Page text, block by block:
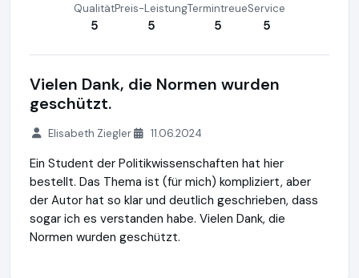
Qualität
5
Preis-Leistung
5
Termintreue
5
Service
5
Vielen Dank, die Normen wurden
geschützt.
Elisabeth Ziegler 11.06.2024
Ein Student der Politikwissenschaften hat hier
bestellt. Das Thema ist (für mich) kompliziert, aber
der Autor hat so klar und deutlich geschrieben, dass
sogar ich es verstanden habe. Vielen Dank, die
Normen wurden geschützt.